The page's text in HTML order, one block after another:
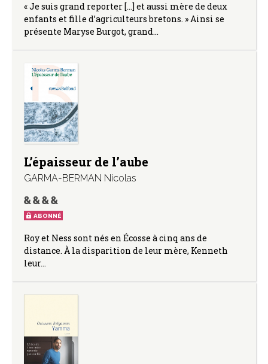
« Je suis grand reporter […] et aussi mère de deux
enfants et fille d’agriculteurs bretons. » Ainsi se
présente Maryse Burgot, grand…
L’épaisseur de l’aube
GARMA-BERMAN Nicolas
ABONNÉ
Roy et Ness sont nés en Écosse à cinq ans de
distance. À la disparition de leur mère, Kenneth
leur…